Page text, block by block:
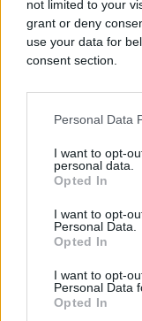
not limited to your
grant or deny
use your data for
consent section.
Personal Data
I want to opt-
personal data.
Opted In
I want to opt-
Personal Data.
Opted In
I want to opt-
Personal Data
Opted In
rashlađenom
kada se začini,
teško može
jugoslovenska
paradajza i
Kada danas
ljubavi. Svaka
paradajza i
dio stola. Bila je
trenutak mira
podsjetnik na